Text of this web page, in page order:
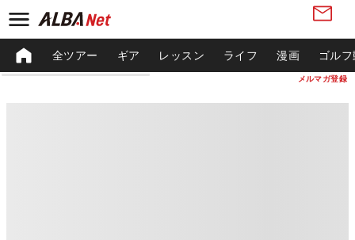
メルマガ登録
全ツアー ギア レッスン ライフ 漫画 ゴル